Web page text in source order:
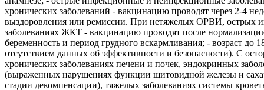
хронических заболеваний - вакцинацию проводят через 2-4
выздоровления или ремиссии. При нетяжелых ОРВИ, острых
заболеваниях ЖКТ - вакцинацию проводят после
беременность и период грудного вскармливания; - возраст до
отсутствием данных об эффективности и безопасности). С
хронических заболеваниях печени и почек, эндокринных
(выраженных нарушениях функции щитовидной железы и
стадии декомпенсации), тяжелых заболеваниях системы